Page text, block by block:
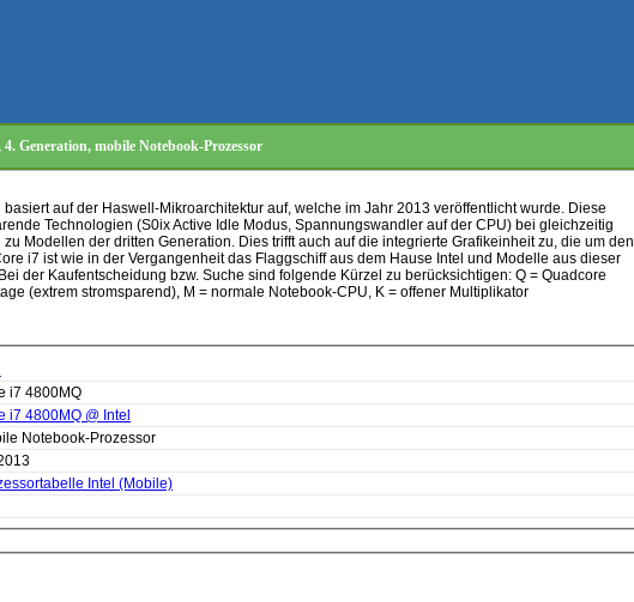
Generation, mobile Notebook-Prozessor
auf der Haswell-Mikroarchitektur auf, welche im Jahr 2013 veröffentlicht wurde. Diese
Technologien (S0ix Active Idle Modus, Spannungswandler auf der CPU) bei gleichzeitig
Modellen der dritten Generation. Dies trifft auch auf die integrierte Grafikeinheit zu, die um den
i7 ist wie in der Vergangenheit das Flaggschiff aus dem Hause Intel und Modelle aus dieser
der Kaufentscheidung bzw. Suche sind folgende Kürzel zu berücksichtigen: Q = Quadcore
(extrem stromsparend), M = normale Notebook-CPU, K = offener Multiplikator
i7 4800MQ
i7 4800MQ @ Intel
Notebook-Prozessor
Intel (Mobile)